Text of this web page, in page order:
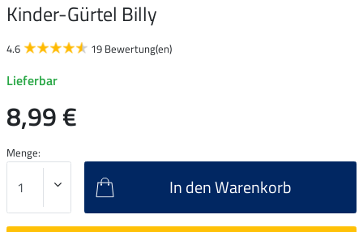
Kinder-Gürtel Billy
4.6 19 Bewertung(en)
Lieferbar
8,99 €
Menge:
In den Warenkorb